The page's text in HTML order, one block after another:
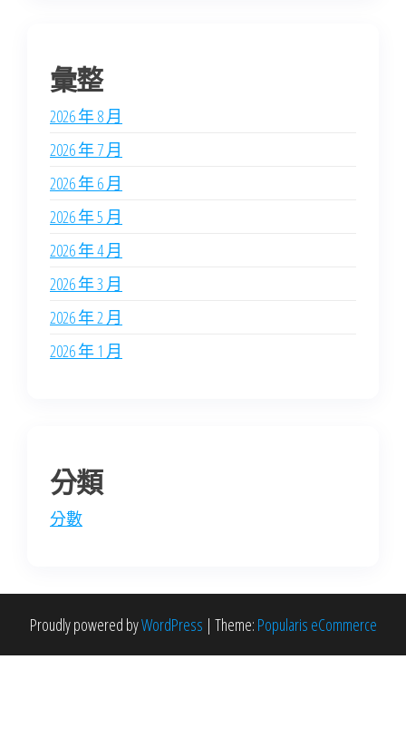
彙整
2026 年 8 月
2026 年 7 月
2026 年 6 月
2026 年 5 月
2026 年 4 月
2026 年 3 月
2026 年 2 月
2026 年 1 月
分類
分數
Proudly powered byWordPress | Theme: Popularis eCommerce